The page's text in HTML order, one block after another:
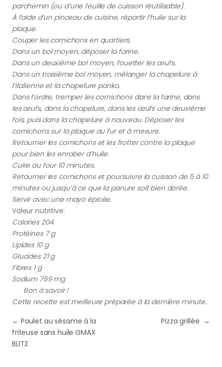
parchemin (ou d’une feuille de cuisson réutilisable).
À l’aide d’un pinceau de cuisine, répartir l’huile sur la
plaque.
Couper les cornichons en quartiers.
Dans un bol moyen, déposer la farine.
Dans un deuxième bol moyen, fouetter les œufs.
Dans un troisième bol moyen, mélanger la chapelure à
l’italienne et la chapelure panko.
Dans l’ordre, tremper les cornichons dans la farine, dans
les œufs, dans la chapelure, dans les œufs une deuxième
fois, puis dans la chapelure à nouveau. Déposer les
cornichons sur la plaque au fur et à mesure.
Retourner les cornichons et les frotter contre la plaque
pour bien les enrober d’huile.
Cuire au four 10 minutes.
Retourner les cornichons et poursuivre la cuisson de 5 à 10
minutes ou jusqu’à ce que la panure soit bien dorée.
Servir avec une mayo épicée.
Valeur nutritive:
Calories 204
Protéines 7 g
Lipides 10 g
Glucides 21 g
Fibres 1 g
Sodium 769 mg
Bon à savoir !
Cette recette est meilleure préparée à la dernière minute.
Navigation de l’article
← Poulet au sésame à la
friteuse sans huile GMAX
BLITZ
Pizza grillée →